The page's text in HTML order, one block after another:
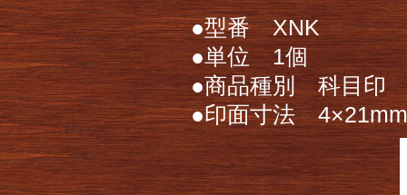
●型番 XNK
●単位 1個
●商品種別 科目印
●印面寸法 4×21mm